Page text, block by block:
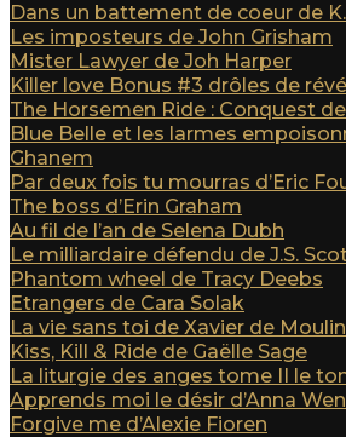
Dans un battement de coeur de
Les imposteurs de John Grisham
Mister Lawyer de Joh Harper
Killer love Bonus #3 drôles de
The Horsemen Ride : Conquest
Blue Belle et les larmes
Ghanem
Par deux fois tu mourras d’Eric
The boss d’Erin Graham
Au fil de l’an de Selena Dubh
Le milliardaire défendu de J.S.
Phantom wheel de Tracy Deebs
Etrangers de Cara Solak
La vie sans toi de Xavier de
Kiss, Kill & Ride de Gaëlle Sage
La liturgie des anges tome II le
Apprends moi le désir d’Anna
Forgive me d’Alexie Fioren